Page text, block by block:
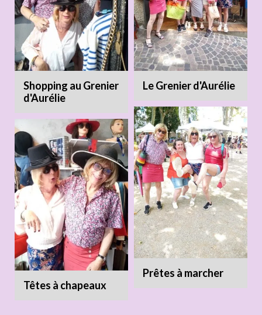
Shopping au Grenier
d'Aurélie
Têtes à chapeaux
Le Grenier d'Aurélie
Prêtes à marcher